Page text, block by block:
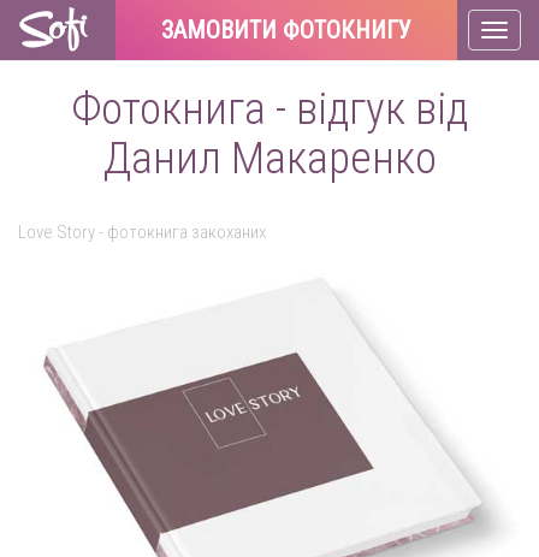
ЗАМОВИТИ ФОТОКНИГУ
Фотокнига - відгук від
Данил Макаренко
Love Story - фотокнига закоханих